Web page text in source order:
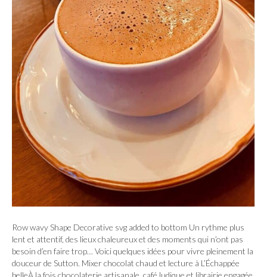
Row wavy Shape Decorative svg added to bottom Un rythme plus
lent et attentif, des lieux chaleureux et des moments qui n’ont pas
besoin d’en faire trop… Voici quelques idées pour vivre pleinement la
douceur de Sutton. Mixer chocolat chaud et lecture à L’Échappée
belleÀ la fois chocolaterie artisanale, café ludique et librairie engagée,